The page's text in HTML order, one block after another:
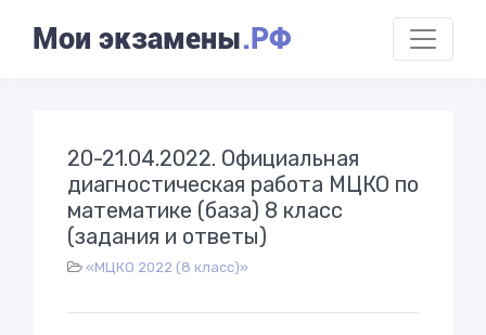
Мои экзамены.РФ
20-21.04.2022. Официальная
диагностическая работа МЦКО по
математике (база) 8 класс
(задания и ответы)
«МЦКО 2022 (8 класс)»